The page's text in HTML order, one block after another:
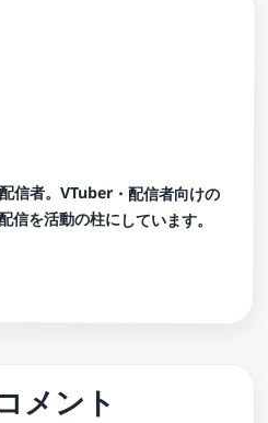
者。VTuber・配信者向けの
を活動の柱にしています。
メント